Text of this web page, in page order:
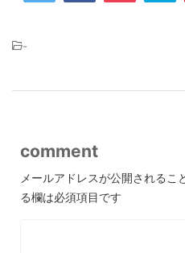
-
comment
メールアドレスが公開されるこ
る欄は必須項目です